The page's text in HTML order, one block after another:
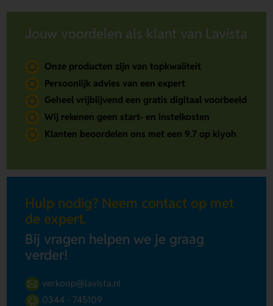
Jouw voordelen als klant van Lavista
Onze producten zijn van topkwaliteit
Persoonlijk advies van een expert
Geheel vrijblijvend een gratis digitaal voorbeeld
Wij rekenen geen start- en instelkosten
Klanten beoordelen ons met een 9.7 op kiyoh
Hulp nodig? Neem contact op met
de expert.
Bij vragen helpen we je graag
verder!
verkoop@lavista.nl
0344 - 745109